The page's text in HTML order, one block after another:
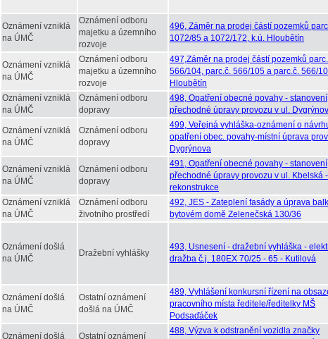
Oznámení vzniklá
na ÚMČ
Oznámení odboru
majetku a územního
rozvoje
496, Záměr na prodej částí pozemků
1072/85 a 1072/172, k.ú. Hloubětín
Oznámení vzniklá
na ÚMČ
Oznámení odboru
majetku a územního
rozvoje
497,Záměr na prodej částí pozemků
566/104, parc.č. 566/105 a parc.č. 566/
Hloubětín
Oznámení vzniklá
na ÚMČ
Oznámení odboru
dopravy
498, Opatření obecné povahy - stanovení
přechodné úpravy provozu v ul.
Oznámení vzniklá
na ÚMČ
Oznámení odboru
dopravy
499, Veřejná vyhláška-oznámení o
opatření obec. povahy-místní úprava
Dygrýnova
Oznámení vzniklá
na ÚMČ
Oznámení odboru
dopravy
491, Opatření obecné povahy - stanovení
přechodné úpravy provozu v ul. Kbelská
rekonstrukce
Oznámení vzniklá
na ÚMČ
Oznámení odboru
životního prostředí
492, JES - Zateplení fasády a úprava
bytovém domě Zelenečská 130/36
Oznámení došlá
na ÚMČ
Dražební vyhlášky
493, Usnesení - dražební vyhláška -
dražba č.j. 180EX 70/25 - 65 - Kutilová
Oznámení došlá
na ÚMČ
Ostatní oznámení
došlá na ÚMČ
489, Vyhlášení konkursní řízení na
pracovního místa ředitele/ředitelky MŠ
Podsaďáček
Oznámení došlá Ostatní oznámení
488, Výzva k odstranění vozidla značky